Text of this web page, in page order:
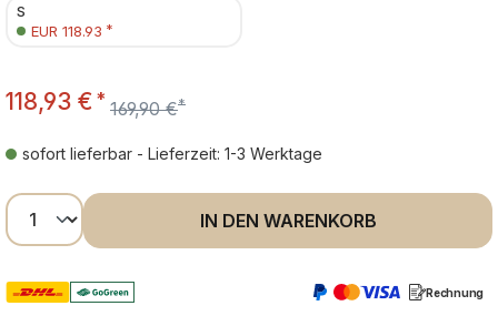
S
EUR 118.93 *
118,93 € * 169,90 €*
sofort lieferbar - Lieferzeit: 1-3 Werktage
Produkt Anzahl: Gib den gewünschten
IN DEN WARENKORB
Rechnung